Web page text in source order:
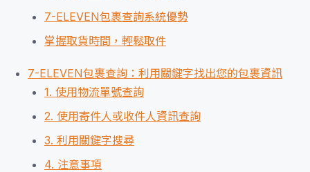
7-ELEVEN包裹查詢系統優勢
掌握取貨時間，輕鬆取件
7-ELEVEN包裹查詢：利用關鍵字找出您的包裹資訊
1. 使用物流單號查詢
2. 使用寄件人或收件人資訊查詢
3. 利用關鍵字搜尋
4. 注意事項